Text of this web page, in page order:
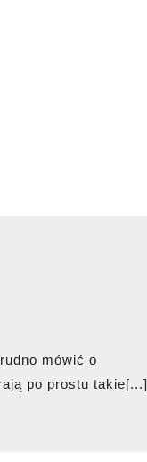
po prostu takie[...]